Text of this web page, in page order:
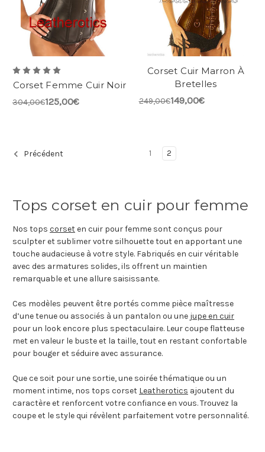
Corset Femme Cuir Noir
304,00€125,00€
Corset Cuir Marron À
Bretelles
249,00€149,00€
Précédent 1 2
Tops corset en cuir pour femme
Nos tops corseten cuir pour femme sont conçus pour
sculpter et sublimer votre silhouette tout en apportant une
touche audacieuse à votre style. Fabriqués en cuir véritable
avec des armatures solides, ils offrent un maintien
remarquable et une allure saisissante.
Ces modèles peuvent être portés comme pièce maîtresse
d’une tenue ou associés à un pantalon ou une jupe en cuir
pour un look encore plus spectaculaire. Leur coupe flatteuse
met en valeur le buste et la taille, tout en restant confortable
pour bouger et séduire avec assurance.
Que ce soit pour une sortie, une soirée thématique ou un
moment intime, nos tops corset Leatherotics ajoutent du
caractère et renforcent votre confiance en vous. Trouvez la
coupe et le style qui révèlent parfaitement votre personnalité.